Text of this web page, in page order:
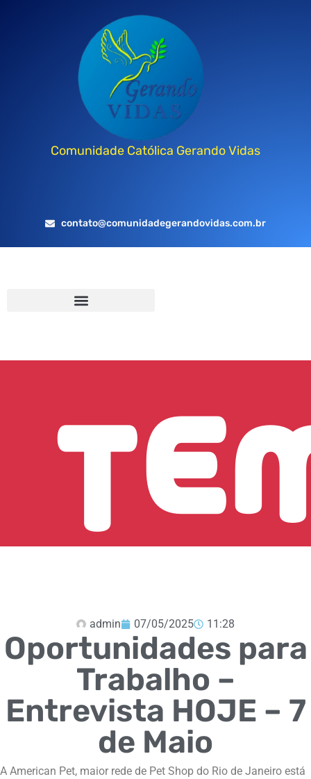
Comunidade Católica Gerando Vidas
contato@comunidadegerandovidas.com.br
admin 07/05/2025 11:28
Oportunidades para
Trabalho –
Entrevista HOJE – 7
de Maio
A American Pet, maior rede de Pet Shop do Rio de Janeiro está